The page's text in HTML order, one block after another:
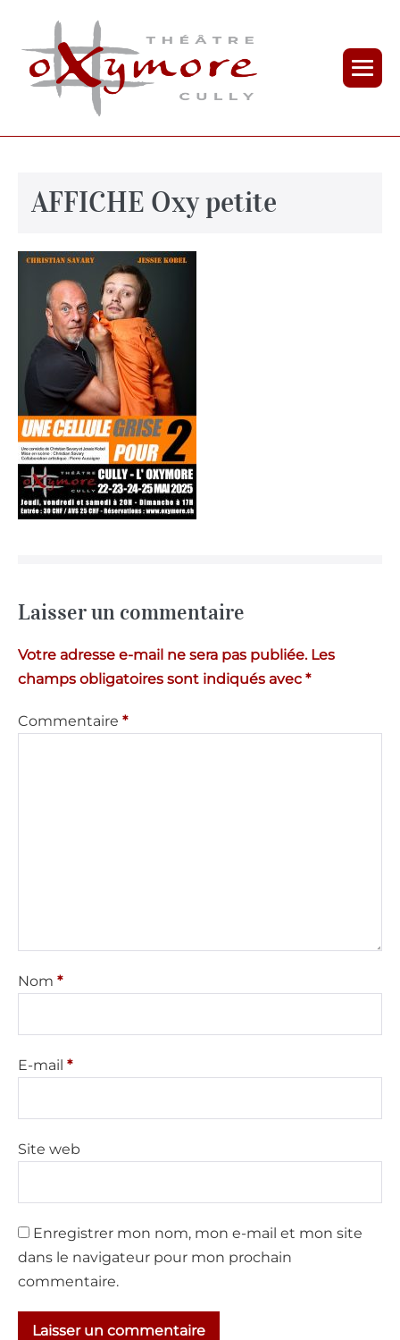
AFFICHE Oxy petite
Laisser un commentaire
Votre adresse e-mail ne sera pas publiée. Les
champs obligatoires sont indiqués avec *
Commentaire *
Nom *
E-mail *
Site web
Enregistrer mon nom, mon e-mail et mon site
dans le navigateur pour mon prochain
commentaire.